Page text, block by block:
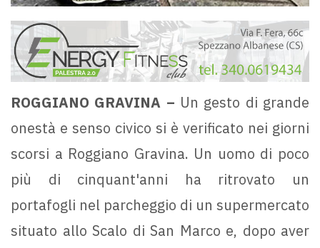
ROGGIANO GRAVINA – Un gesto di grande
onestà e senso civico si è verificato nei giorni
scorsi a Roggiano Gravina. Un uomo di poco
più di cinquant'anni ha ritrovato un
portafogli nel parcheggio di un supermercato
situato allo Scalo di San Marco e, dopo aver